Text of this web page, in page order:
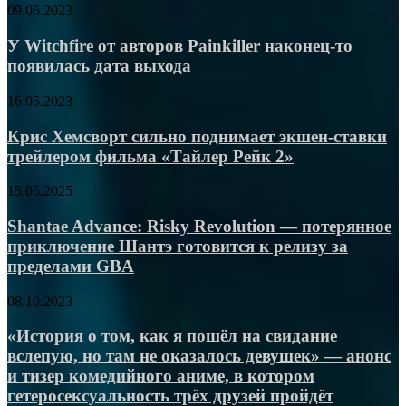
PvP-
У
от
авторов
Painkiller
то
дата
выхода
09.06.2023
У Witchfire от авторов Painkiller наконец-то
появилась дата выхода
Крис
сильно
поднимает
экшен-
трейлером
«Тайлер
Рейк
2»
16.05.2023
Крис Хемсворт сильно поднимает экшен-ставки
трейлером фильма «Тайлер Рейк 2»
Shantae
Risky
Revolution
—
потерянное
Шантэ
к
релизу
пределами
GBA
15.05.2025
Shantae Advance: Risky Revolution — потерянное
приключение Шантэ готовится к релизу за
пределами GBA
«История
том,
я
пошёл
на
08.10.2023
«История о том, как я пошёл на свидание
вслепую, но там не оказалось девушек» — анонс
и тизер комедийного аниме, в котором
гетеросексуальность трёх друзей пройдёт